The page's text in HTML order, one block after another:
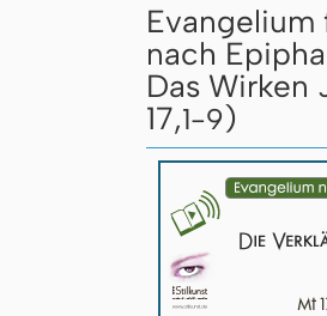
nach
Das Wirken
17,1-9)